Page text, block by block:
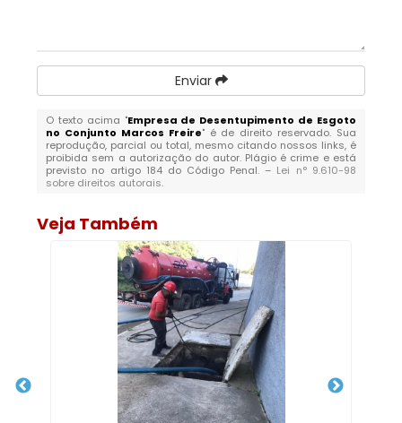
Enviar
O texto acima "Empresa de Desentupimento de Esgoto
no Conjunto Marcos Freire" é de direito reservado. Sua
reprodução, parcial ou total, mesmo citando nossos links, é
proibida sem a autorização do autor. Plágio é crime e está
previsto no artigo 184 do Código Penal. – Lei n° 9.610-98
sobre direitos autorais.
Veja Também